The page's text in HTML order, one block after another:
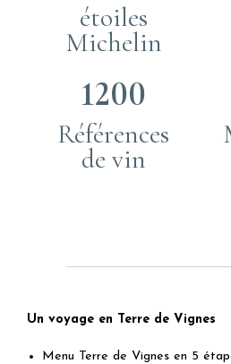
étoiles
Michelin
1200
Références
de vin
Un voyage en Terre de Vignes
Menu Terre de Vignes en 5